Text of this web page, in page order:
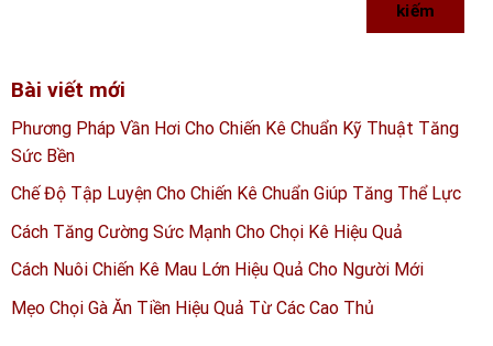
kiếm
Bài viết mới
Phương Pháp Vần Hơi Cho Chiến Kê Chuẩn Kỹ Thuật Tăng
Sức Bền
Chế Độ Tập Luyện Cho Chiến Kê Chuẩn Giúp Tăng Thể Lực
Cách Tăng Cường Sức Mạnh Cho Chọi Kê Hiệu Quả
Cách Nuôi Chiến Kê Mau Lớn Hiệu Quả Cho Người Mới
Mẹo Chọi Gà Ăn Tiền Hiệu Quả Từ Các Cao Thủ